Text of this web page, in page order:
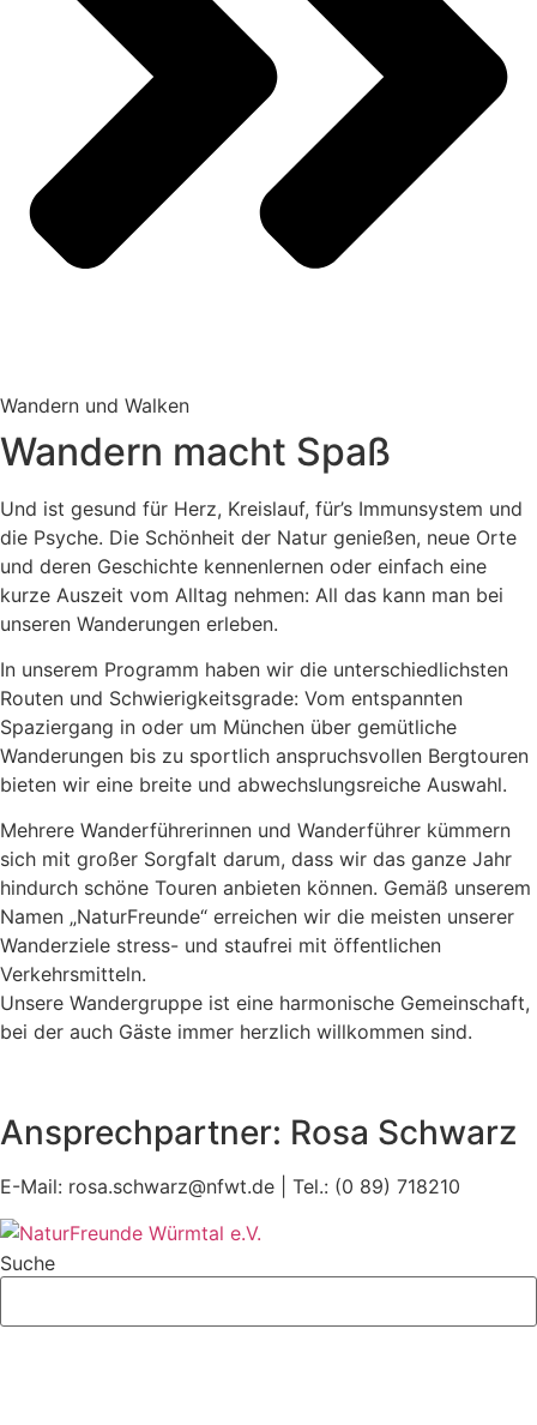
Wandern und Walken
Wandern macht Spaß
Und ist gesund für Herz, Kreislauf, für’s Immunsystem und
die Psyche. Die Schönheit der Natur genießen, neue Orte
und deren Geschichte kennenlernen oder einfach eine
kurze Auszeit vom Alltag nehmen: All das kann man bei
unseren Wanderungen erleben.
In unserem Programm haben wir die unterschiedlichsten
Routen und Schwierigkeitsgrade: Vom entspannten
Spaziergang in oder um München über gemütliche
Wanderungen bis zu sportlich anspruchsvollen Bergtouren
bieten wir eine breite und abwechslungsreiche Auswahl.
Mehrere Wanderführerinnen und Wanderführer kümmern
sich mit großer Sorgfalt darum, dass wir das ganze Jahr
hindurch schöne Touren anbieten können. Gemäß unserem
Namen „NaturFreunde“ erreichen wir die meisten unserer
Wanderziele stress- und staufrei mit öffentlichen
Verkehrsmitteln.
Unsere Wandergruppe ist eine harmonische Gemeinschaft,
bei der auch Gäste immer herzlich willkommen sind.
Ansprechpartner: Rosa Schwarz
E-Mail: rosa.schwarz@nfwt.de | Tel.: (0 89) 718210
Suche